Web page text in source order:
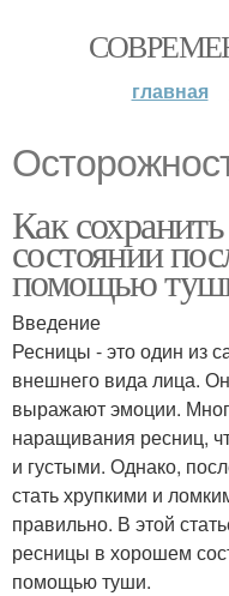
главная
Как
состоянии
помощью
Введение
Ресницы - это один из
внешнего вида лица.
выражают эмоции.
наращивания ресниц,
и густыми. Однако,
стать хрупкими и
правильно. В этой
ресницы в хорошем
помощью туши.